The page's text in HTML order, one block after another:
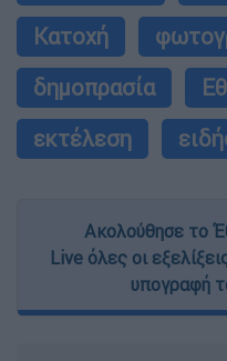
Κατοχή
δημοπρασία
εκτέλεση
Ακολούθησε το
Live όλες οι
υπογραφή